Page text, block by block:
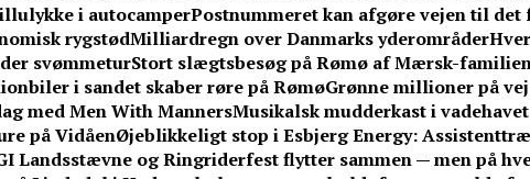
i autocamperPostnummeret kan afgøre vejen til det
rygstødMilliardregn over Danmarks yderområder
svømmeturStort slægtsbesøg på Rømø af Mærsk-
i sandet skaber røre på RømøGrønne millioner på
med Men With MannersMusikalsk mudderkast i
på VidåenØjeblikkeligt stop i Esbjerg Energy:
Landsstævne og Ringriderfest flytter sammen — men på